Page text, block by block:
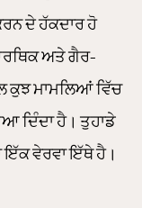
ਦੇ ਹੱਕਦਾਰ ਹੋ
ਅਤੇ ਗੈਰ-
ਕੁਝ ਮਾਮਲਿਆਂ ਵਿੱਚ
ਦਿੰਦਾ ਹੈ। ਤੁਹਾਡੇ
ਇੱਕ ਵੇਰਵਾ ਇੱਥੇ ਹੈ।